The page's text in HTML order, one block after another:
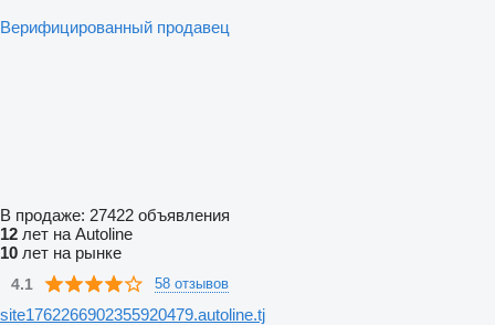
Верифицированный продавец
В продаже: 27422 объявления
12 лет на Autoline
10 лет на рынке
4.1 58 отзывов
site1762266902355920479.autoline.tj